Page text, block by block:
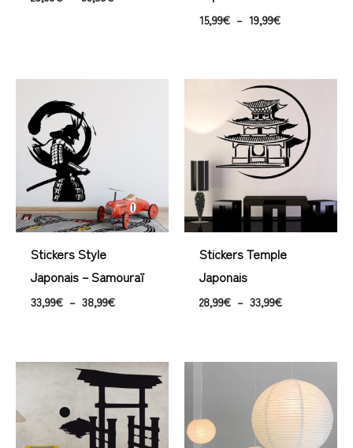
15,99€ – 19,99€
Stickers Style
Japonais – Samouraï
33,99€ – 38,99€
Stickers Temple
Japonais
28,99€ – 33,99€
Plage
de
prix :
28,99€
à
33,99€
Plage
26,99€
à
78,99€
Plage
de
prix :
166,99€
à
258,99€